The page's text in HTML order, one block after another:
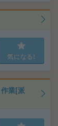
気になる!
業[派